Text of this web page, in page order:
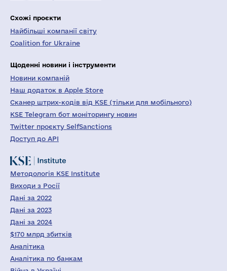
Схожі проєкти
Найбільші компанії світу
Coalition for Ukraine
Щоденні новини і інструменти
Новини компаній
Наш додаток в Apple Store
Сканер штрих-кодів від KSE (тільки для мобільного)
KSE Telegram бот моніторингу новин
Twitter проєкту SelfSanctions
Доступ до API
Методологія KSE Institute
Виходи з Росії
Дані за 2022
Дані за 2023
Дані за 2024
$170 млрд збитків
Аналітика
Аналітика по банкам